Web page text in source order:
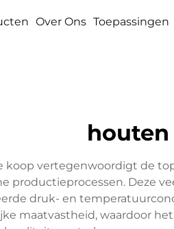
Over Ons Toepassingen
koop vertegenwoordigt de
productieprocessen. Deze
druk- en
maatvastheid, waardoor